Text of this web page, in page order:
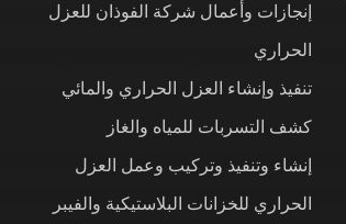
إنجازات وأعمال شركة الفوذان للعزل
الحراري
تنفيذ وإنشاء العزل الحراري والمائي
كشف التسربات للمياه والغاز
إنشاء وتنفيذ وتركيب وعمل العزل
الحراري للخزانات البلاستيكية والفيبر